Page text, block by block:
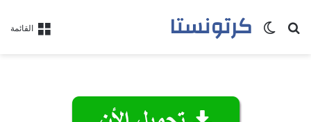
القائمة كرتونستابحث عنالوضع المظلم